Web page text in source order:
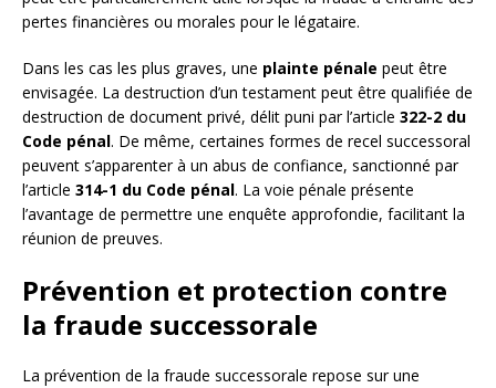
pertes financières ou morales pour le légataire.
Dans les cas les plus graves, une plainte pénale peut être
envisagée. La destruction d’un testament peut être qualifiée de
destruction de document privé, délit puni par l’article 322-2 du
Code pénal. De même, certaines formes de recel successoral
peuvent s’apparenter à un abus de confiance, sanctionné par
l’article 314-1 du Code pénal. La voie pénale présente
l’avantage de permettre une enquête approfondie, facilitant la
réunion de preuves.
Prévention et protection contre
la fraude successorale
La prévention de la fraude successorale repose sur une